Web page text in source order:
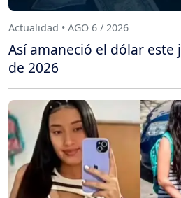
Actualidad • AGO 6 / 2026
Así amaneció el dólar este
de 2026